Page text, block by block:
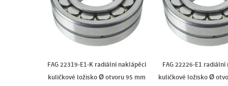
FAG 22319-E1-K radiální naklápěcí
kuličkové ložisko Ø otvoru 95 mm
FAG 22226-E1
kuličkové ložisko Ø